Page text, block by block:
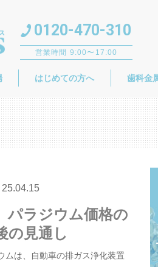
0120-470-310
営業時間 9:00〜17:00
はじめての方へ 歯科金
25.04.15
パラジウム価格の
の見通し
ムは、自動車の排ガス浄化装置